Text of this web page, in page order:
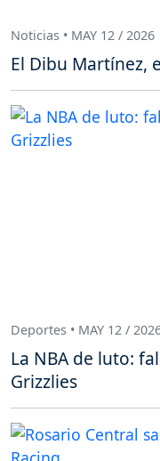
Noticias • MAY 12 / 2026
El Dibu Martínez,
Deportes • MAY 12 /
La NBA de luto:
Grizzlies